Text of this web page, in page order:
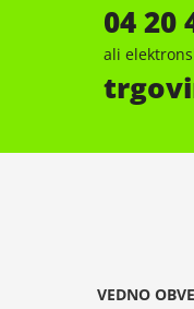
04 20
ali
VEDNO